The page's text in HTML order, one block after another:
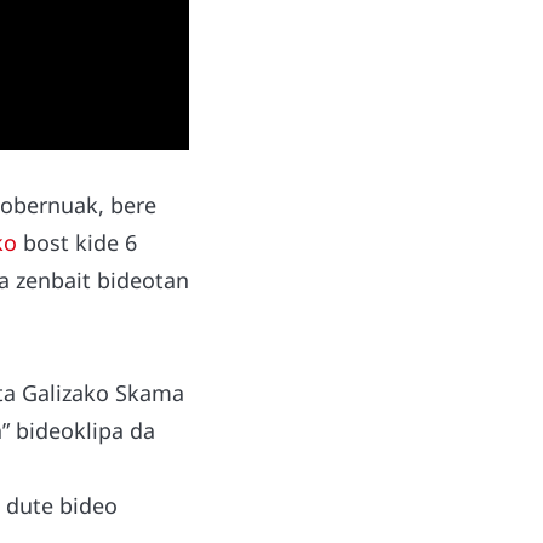
bere
bost kide 6
zenbait bideotan
Galizako Skama
bideoklipa da
dute bideo